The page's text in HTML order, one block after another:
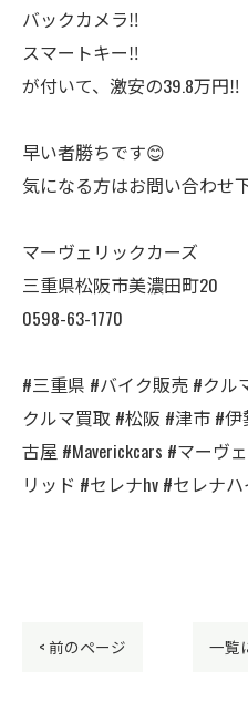
バックカメラ‼️
スマートキー‼️
が付いて、激安の39.8万円‼️
早い者勝ちです😊
気になる方はお問い合わせ
マーヴェリックカーズ
三重県松阪市美濃田町20
0598-63-1770
#三重県 #バイク販売 #クル
クルマ買取 #松阪 #津市 #
古屋 #Maverickcars #マーヴ
リッド #セレナhv #セレナ
< 前のページ 一覧